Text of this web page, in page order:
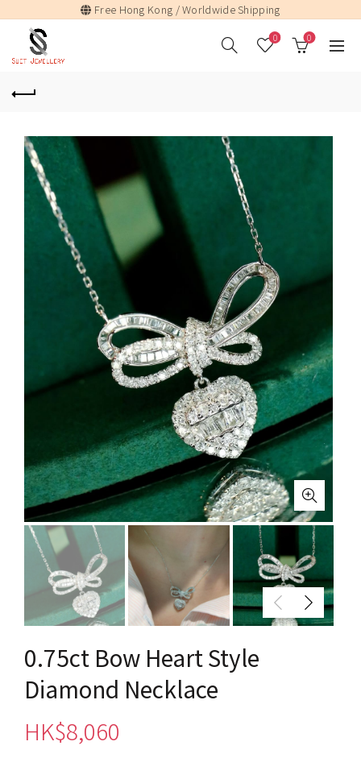
Free Hong Kong / Worldwide Shipping
0 0
0.75ct Bow Heart Style
Diamond Necklace
HK$8,060